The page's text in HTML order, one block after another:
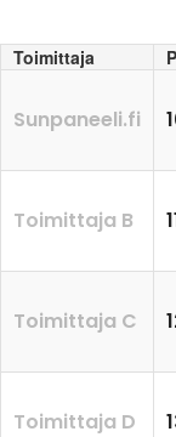
Toimittaja
Sunpaneeli.fi
Toimittaja B
Toimittaja C
Toimittaja D